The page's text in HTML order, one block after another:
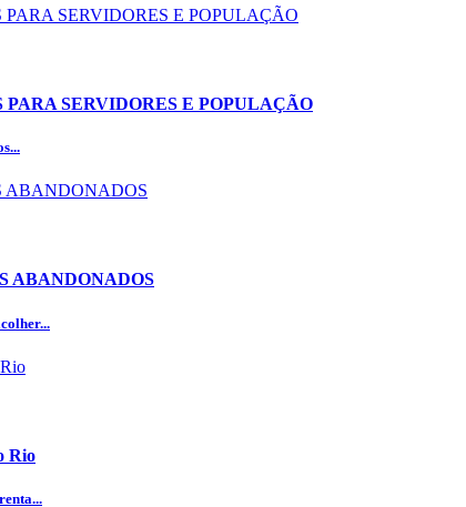
SERVIDORES E POPULAÇÃO
ABANDONADOS
Rio